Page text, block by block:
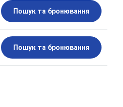
Пошук та бронювання
Пошук та бронювання